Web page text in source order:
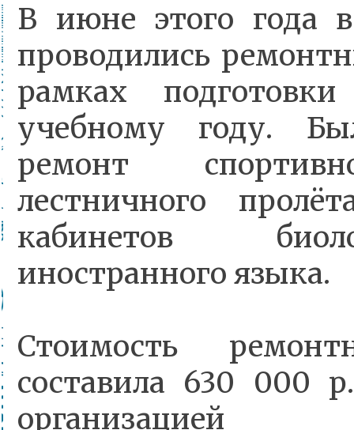
В июне этого
проводились
рамках
учебному году.
ремонт
лестничного
кабинетов
иностранного языка.
Стоимость
составила 630 000
организацией